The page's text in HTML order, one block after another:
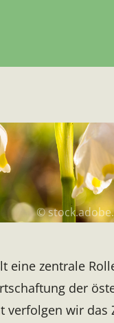
©
eine zentrale
der
verfolgen wir das